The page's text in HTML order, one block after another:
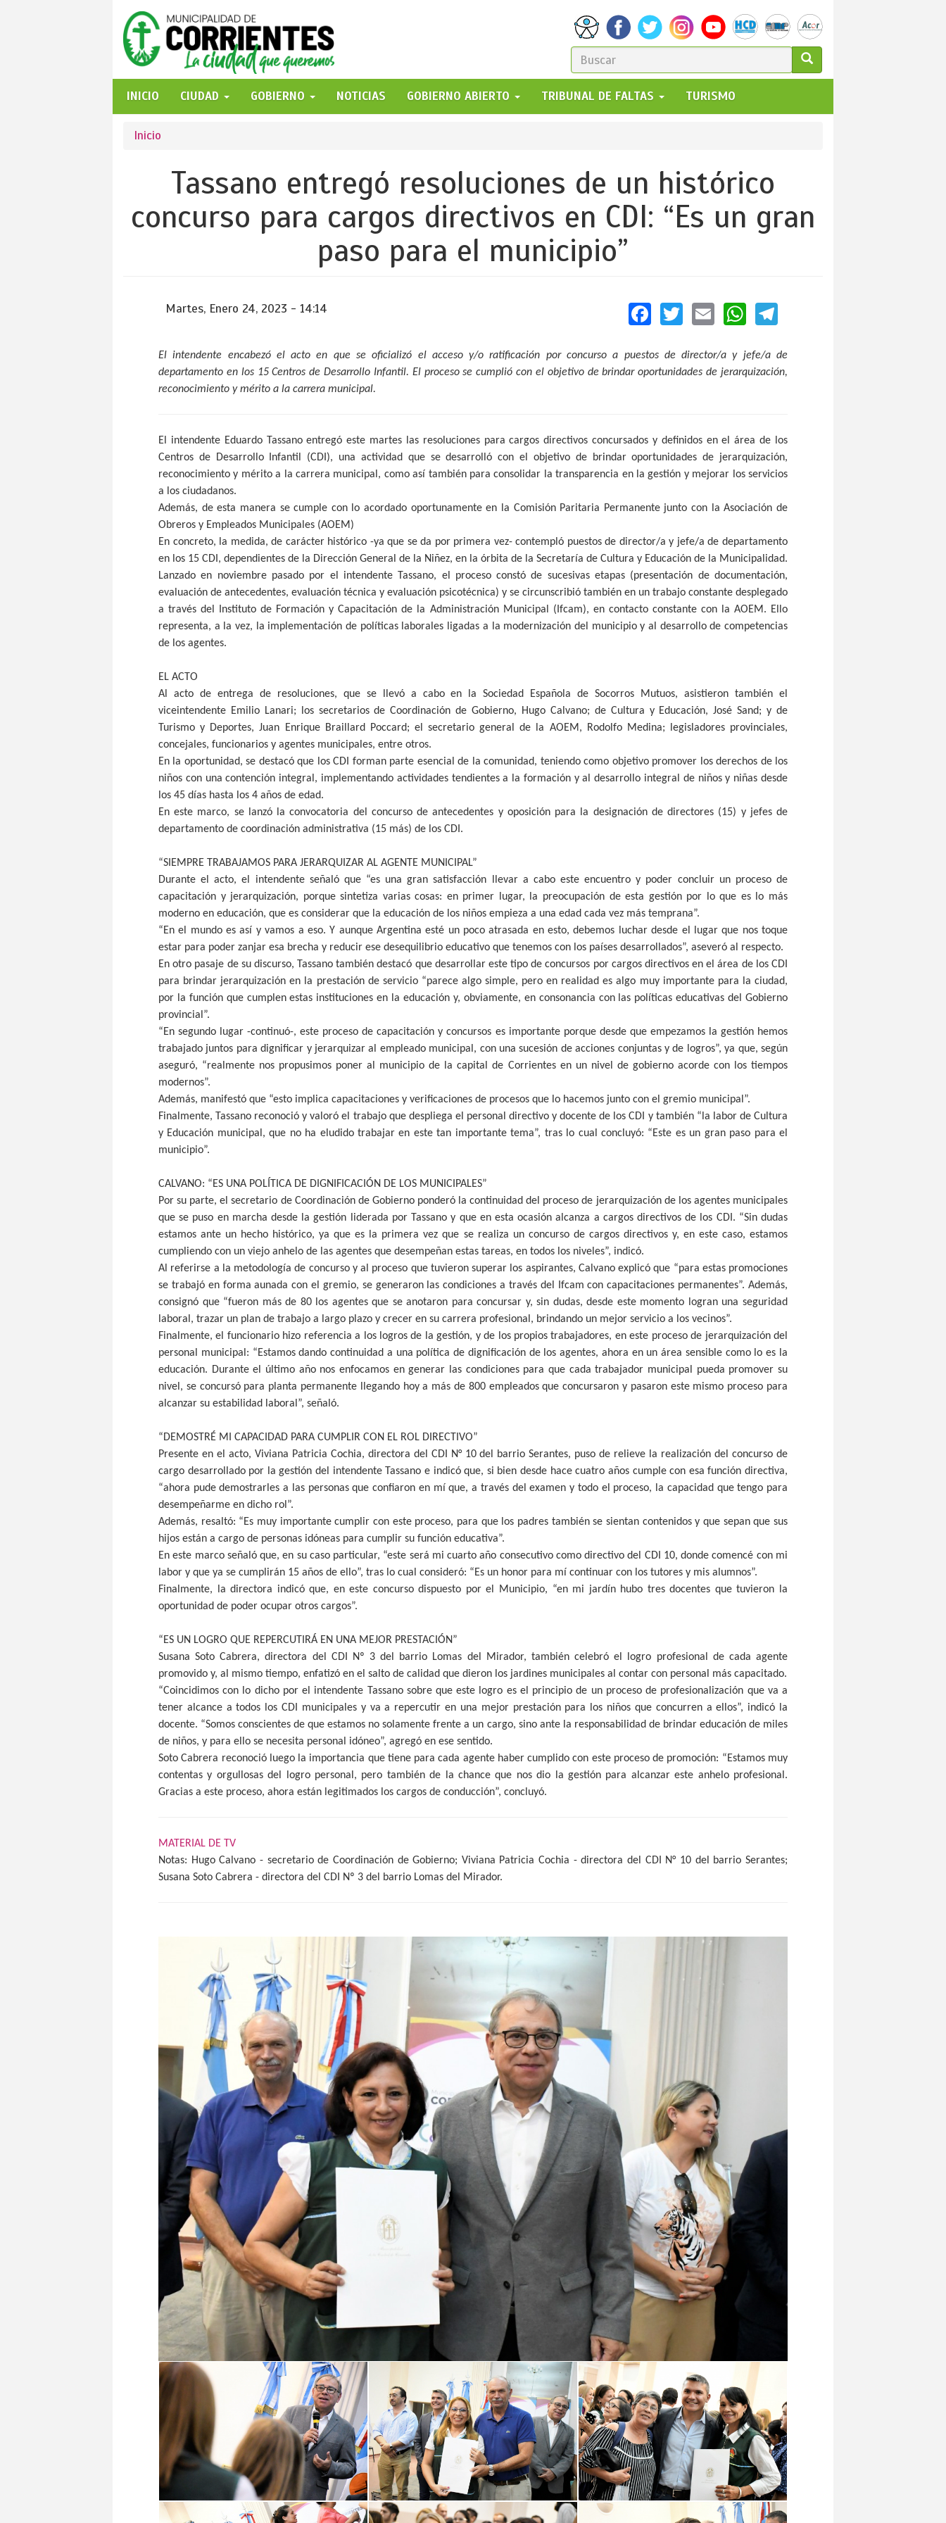
FORMULARIO
DE
BÚSQUEDA
GO!
INICIO
CIUDAD GOBIERNO NOTICIAS GOBIERNO ABIERTO TRIBUNAL DE FALTAS TURISMO
Se
encuentra
usted
aquí
Inicio
Tassano entregó resoluciones de un histórico
concurso para cargos directivos en CDI: “Es un gran
paso para el municipio”
Martes, Enero 24, 2023 - 14:14 Facebook
Twitter
EmailWhatsApp
Telegram
El intendente encabezó el acto en que se oficializó el acceso y/o ratificación por concurso a puestos de director/a y jefe/a de
departamento en los 15 Centros de Desarrollo Infantil. El proceso se cumplió con el objetivo de brindar oportunidades de jerarquización,
reconocimiento y mérito a la carrera municipal.
El intendente Eduardo Tassano entregó este martes las resoluciones para cargos directivos concursados y definidos en el área de los
Centros de Desarrollo Infantil (CDI), una actividad que se desarrolló con el objetivo de brindar oportunidades de jerarquización,
reconocimiento y mérito a la carrera municipal, como así también para consolidar la transparencia en la gestión y mejorar los servicios
a los ciudadanos.
Además, de esta manera se cumple con lo acordado oportunamente en la Comisión Paritaria Permanente junto con la Asociación de
Obreros y Empleados Municipales (AOEM)
En concreto, la medida, de carácter histórico -ya que se da por primera vez- contempló puestos de director/a y jefe/a de departamento
en los 15 CDI, dependientes de la Dirección General de la Niñez, en la órbita de la Secretaría de Cultura y Educación de la Municipalidad.
Lanzado en noviembre pasado por el intendente Tassano, el proceso constó de sucesivas etapas (presentación de documentación,
evaluación de antecedentes, evaluación técnica y evaluación psicotécnica) y se circunscribió también en un trabajo constante desplegado
a través del Instituto de Formación y Capacitación de la Administración Municipal (Ifcam), en contacto constante con la AOEM. Ello
representa, a la vez, la implementación de políticas laborales ligadas a la modernización del municipio y al desarrollo de competencias
de los agentes.
EL ACTO
Al acto de entrega de resoluciones, que se llevó a cabo en la Sociedad Española de Socorros Mutuos, asistieron también el
viceintendente Emilio Lanari; los secretarios de Coordinación de Gobierno, Hugo Calvano; de Cultura y Educación, José Sand; y de
Turismo y Deportes, Juan Enrique Braillard Poccard; el secretario general de la AOEM, Rodolfo Medina; legisladores provinciales,
concejales, funcionarios y agentes municipales, entre otros.
En la oportunidad, se destacó que los CDI forman parte esencial de la comunidad, teniendo como objetivo promover los derechos de los
niños con una contención integral, implementando actividades tendientes a la formación y al desarrollo integral de niños y niñas desde
los 45 días hasta los 4 años de edad.
En este marco, se lanzó la convocatoria del concurso de antecedentes y oposición para la designación de directores (15) y jefes de
departamento de coordinación administrativa (15 más) de los CDI.
“SIEMPRE TRABAJAMOS PARA JERARQUIZAR AL AGENTE MUNICIPAL”
Durante el acto, el intendente señaló que “es una gran satisfacción llevar a cabo este encuentro y poder concluir un proceso de
capacitación y jerarquización, porque sintetiza varias cosas: en primer lugar, la preocupación de esta gestión por lo que es lo más
moderno en educación, que es considerar que la educación de los niños empieza a una edad cada vez más temprana”.
“En el mundo es así y vamos a eso. Y aunque Argentina esté un poco atrasada en esto, debemos luchar desde el lugar que nos toque
estar para poder zanjar esa brecha y reducir ese desequilibrio educativo que tenemos con los países desarrollados”, aseveró al respecto.
En otro pasaje de su discurso, Tassano también destacó que desarrollar este tipo de concursos por cargos directivos en el área de los CDI
para brindar jerarquización en la prestación de servicio “parece algo simple, pero en realidad es algo muy importante para la ciudad,
por la función que cumplen estas instituciones en la educación y, obviamente, en consonancia con las políticas educativas del Gobierno
provincial”.
“En segundo lugar -continuó-, este proceso de capacitación y concursos es importante porque desde que empezamos la gestión hemos
trabajado juntos para dignificar y jerarquizar al empleado municipal, con una sucesión de acciones conjuntas y de logros”, ya que, según
aseguró, “realmente nos propusimos poner al municipio de la capital de Corrientes en un nivel de gobierno acorde con los tiempos
modernos”.
Además, manifestó que “esto implica capacitaciones y verificaciones de procesos que lo hacemos junto con el gremio municipal”.
Finalmente, Tassano reconoció y valoró el trabajo que despliega el personal directivo y docente de los CDI y también “la labor de Cultura
y Educación municipal, que no ha eludido trabajar en este tan importante tema”, tras lo cual concluyó: “Este es un gran paso para el
municipio”.
CALVANO: “ES UNA POLÍTICA DE DIGNIFICACIÓN DE LOS MUNICIPALES”
Por su parte, el secretario de Coordinación de Gobierno ponderó la continuidad del proceso de jerarquización de los agentes municipales
que se puso en marcha desde la gestión liderada por Tassano y que en esta ocasión alcanza a cargos directivos de los CDI. “Sin dudas
estamos ante un hecho histórico, ya que es la primera vez que se realiza un concurso de cargos directivos y, en este caso, estamos
cumpliendo con un viejo anhelo de las agentes que desempeñan estas tareas, en todos los niveles”, indicó.
Al referirse a la metodología de concurso y al proceso que tuvieron superar los aspirantes, Calvano explicó que “para estas promociones
se trabajó en forma aunada con el gremio, se generaron las condiciones a través del Ifcam con capacitaciones permanentes”. Además,
consignó que “fueron más de 80 los agentes que se anotaron para concursar y, sin dudas, desde este momento logran una seguridad
laboral, trazar un plan de trabajo a largo plazo y crecer en su carrera profesional, brindando un mejor servicio a los vecinos”.
Finalmente, el funcionario hizo referencia a los logros de la gestión, y de los propios trabajadores, en este proceso de jerarquización del
personal municipal: “Estamos dando continuidad a una política de dignificación de los agentes, ahora en un área sensible como lo es la
educación. Durante el último año nos enfocamos en generar las condiciones para que cada trabajador municipal pueda promover su
nivel, se concursó para planta permanente llegando hoy a más de 800 empleados que concursaron y pasaron este mismo proceso para
alcanzar su estabilidad laboral”, señaló.
“DEMOSTRÉ MI CAPACIDAD PARA CUMPLIR CON EL ROL DIRECTIVO”
Presente en el acto, Viviana Patricia Cochia, directora del CDI N° 10 del barrio Serantes, puso de relieve la realización del concurso de
cargo desarrollado por la gestión del intendente Tassano e indicó que, si bien desde hace cuatro años cumple con esa función directiva,
“ahora pude demostrarles a las personas que confiaron en mí que, a través del examen y todo el proceso, la capacidad que tengo para
desempeñarme en dicho rol”.
Además, resaltó: “Es muy importante cumplir con este proceso, para que los padres también se sientan contenidos y que sepan que sus
hijos están a cargo de personas idóneas para cumplir su función educativa”.
En este marco señaló que, en su caso particular, “este será mi cuarto año consecutivo como directivo del CDI 10, donde comencé con mi
labor y que ya se cumplirán 15 años de ello”, tras lo cual consideró: “Es un honor para mí continuar con los tutores y mis alumnos”.
Finalmente, la directora indicó que, en este concurso dispuesto por el Municipio, “en mi jardín hubo tres docentes que tuvieron la
oportunidad de poder ocupar otros cargos”.
“ES UN LOGRO QUE REPERCUTIRÁ EN UNA MEJOR PRESTACIÓN”
Susana Soto Cabrera, directora del CDI Nº 3 del barrio Lomas del Mirador, también celebró el logro profesional de cada agente
promovido y, al mismo tiempo, enfatizó en el salto de calidad que dieron los jardines municipales al contar con personal más capacitado.
“Coincidimos con lo dicho por el intendente Tassano sobre que este logro es el principio de un proceso de profesionalización que va a
tener alcance a todos los CDI municipales y va a repercutir en una mejor prestación para los niños que concurren a ellos”, indicó la
docente. “Somos conscientes de que estamos no solamente frente a un cargo, sino ante la responsabilidad de brindar educación de miles
de niños, y para ello se necesita personal idóneo”, agregó en ese sentido.
Soto Cabrera reconoció luego la importancia que tiene para cada agente haber cumplido con este proceso de promoción: “Estamos muy
contentas y orgullosas del logro personal, pero también de la chance que nos dio la gestión para alcanzar este anhelo profesional.
Gracias a este proceso, ahora están legitimados los cargos de conducción”, concluyó.
MATERIAL DE TV
Notas: Hugo Calvano - secretario de Coordinación de Gobierno; Viviana Patricia Cochia - directora del CDI N° 10 del barrio Serantes;
Susana Soto Cabrera - directora del CDI Nº 3 del barrio Lomas del Mirador.